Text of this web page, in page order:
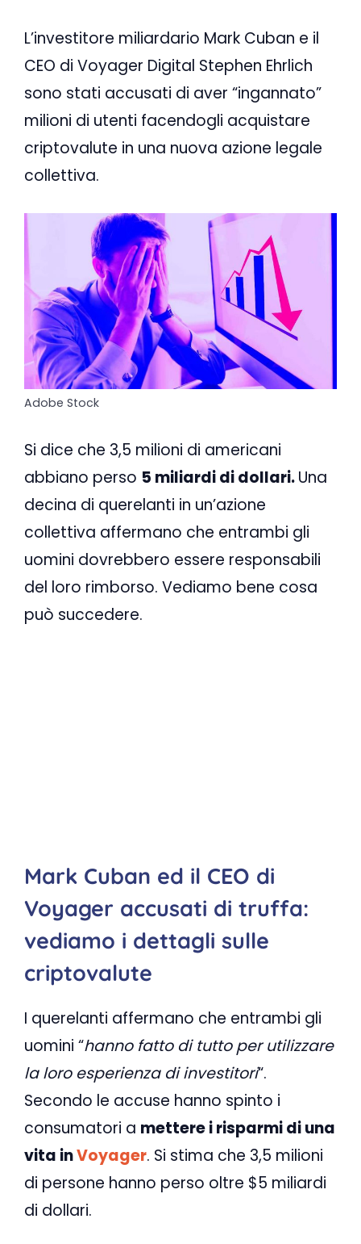
L’investitore miliardario Mark Cuban e il
CEO di Voyager Digital Stephen Ehrlich
sono stati accusati di aver “ingannato”
milioni di utenti facendogli acquistare
criptovalute in una nuova azione legale
collettiva.
Adobe Stock
Si dice che 3,5 milioni di americani
abbiano perso 5 miliardi di dollari.Una
decina di querelanti in un’azione
collettiva affermano che entrambi gli
uomini dovrebbero essere responsabili
del loro rimborso. Vediamo bene cosa
può succedere.
Mark Cuban ed il CEO di
Voyager accusati di truffa:
vediamo i dettagli sulle
criptovalute
I querelanti affermano che entrambi gli
uomini “hanno fatto di tutto per utilizzare
la loro esperienza di investitori“.
Secondo le accuse hanno spinto i
consumatori a mettere i risparmi di una
vita inVoyager. Si stima che 3,5 milioni
di persone hanno perso oltre $5 miliardi
di dollari.